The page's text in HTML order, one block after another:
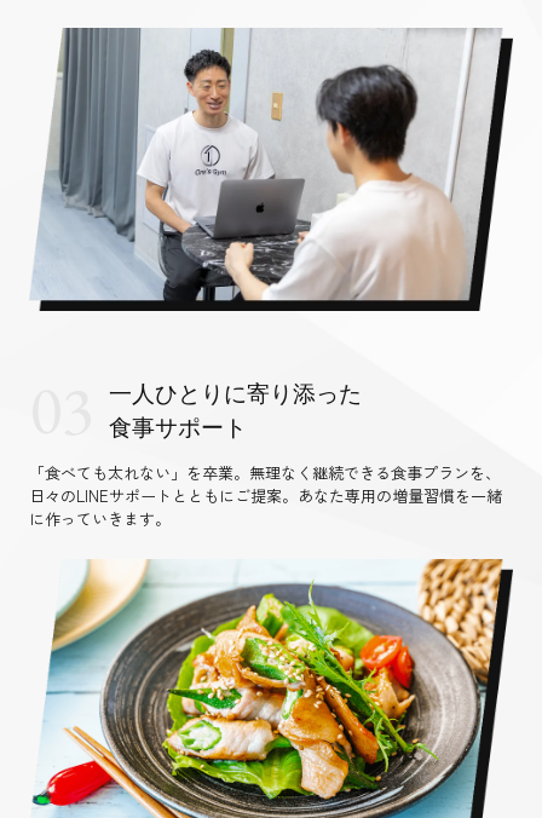
一人ひとりに寄り添った
食事サポート
「食べても太れない」を卒業。無理なく継続できる食事プランを、
日々のLINEサポートとともにご提案。あなた専用の増量習慣を一緒
に作っていきます。